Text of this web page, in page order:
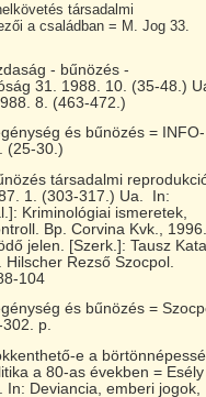
társadalmi
a családban = M. Jog 33.
- bűnözés -
31. 1988. 10. (35-48.)
8. (463-472.)
és bűnözés = INFO-
(25-30.)
társadalmi
1. (303-317.) Ua. In:
Kriminológiai ismeretek,
Bp. Corvina Kvk.,
jelen. [Szerk.]: Tausz
Rezső Szocpol.
104
és bűnözés =
p.
e a
a 80-as években =
In: Deviancia, emberi jogok,